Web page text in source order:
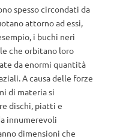
spesso circondati da
attorno ad essi,
i buchi neri
che orbitano loro
da enormi quantità
A causa delle forze
di materia si
dischi, piatti e
innumerevoli
dimensioni che